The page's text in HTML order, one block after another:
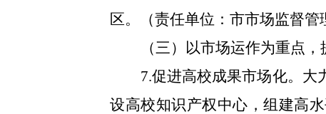
区。（责任单位：市市场监督管
（三）以市场运作为重点
7.促进高校成果市场化。大
设高校知识产权中心，组建高